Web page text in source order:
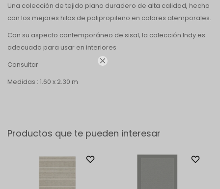

Una colección de tejido plano duradero de alta calidad, hecha
con los mejores hilos de polipropileno en colores atemporales.
Con su aspecto contemporáneo de sisal, la colección Indy es
adecuada para usar en interiores
Consultar
Medidas : 1.60 x 2.30 m
Productos que te pueden interesar